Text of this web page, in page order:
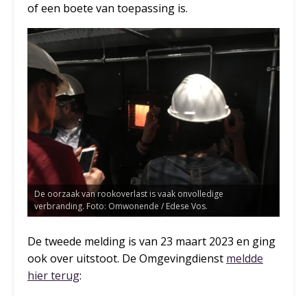
of een boete van toepassing is.
De oorzaak van rookoverlast is vaak onvolledige
verbranding. Foto: Omwonende / Edese Vos.
De tweede melding is van 23 maart 2023 en ging
ook over uitstoot. De Omgevingdienst meldde
hier terug: